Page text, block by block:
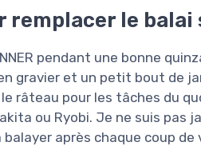
remplacer le
pendant une bonne
gravier et un petit bout de
râteau pour les tâches du
ou Ryobi. Je ne suis pas
après chaque coup de